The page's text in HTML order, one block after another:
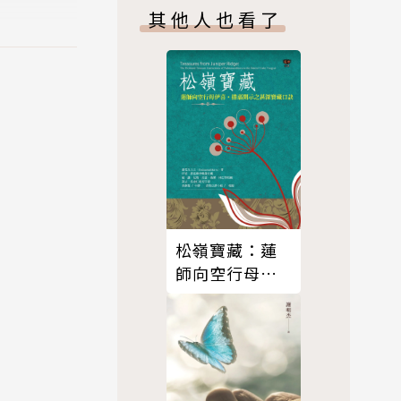
其他人也看了
松嶺寶藏：蓮
師向空行母伊
喜‧措嘉開示
之甚深寶藏口
訣